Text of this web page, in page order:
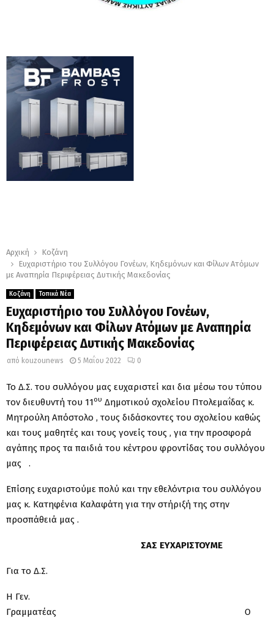
Αρχική
Κοζάνη
Ευχαριστήριο του Συλλόγου Γονέων, Κηδεμόνων και Φίλων Ατόμων
με Αναπηρία Περιφέρειας Δυτικής Μακεδονίας
Κοζάνη Τοπικά Νέα
Ευχαριστήριο του Συλλόγου Γονέων,
Κηδεμόνων και Φίλων Ατόμων με Αναπηρία
Περιφέρειας Δυτικής Μακεδονίας
από kouzounews 5 Μαΐου 2022 0
Το Δ.Σ. του συλλόγου μας ευχαριστεί και δια μέσω του τύπου
τον διευθυντή του 11ου Δημοτικού σχολείου Πτολεμαΐδας κ.
Μητρούλη Απόστολο , τους διδάσκοντες του σχολείου καθώς
και τους μαθητές και τους γονείς τους , για την προσφορά
αγάπης προς τα παιδιά του κέντρου φροντίδας του συλλόγου
μας .
Επίσης ευχαριστούμε πολύ και την εθελόντρια του συλλόγου
μας κ. Κατηφένια Καλαφάτη για την στήριξή της στην
προσπάθειά μας .
ΣΑΣ ΕΥΧΑΡΙΣΤΟΥΜΕ
Για το Δ.Σ.
Η Γεν.
Γραμματέας Ο